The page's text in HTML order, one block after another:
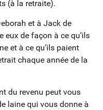
(à la retraite).
et à Jack de
eux de façon à ce qu’ils
et à ce qu’ils paient
chaque année de la
du revenu peut vous
laine qui vous donne à